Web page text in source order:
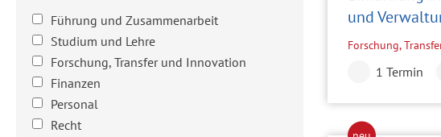
Führung und Zusammenarbeit
Studium und Lehre
Forschung, Transfer und Innovation
Finanzen
Personal
Recht
und
Forschung,
1 Termin